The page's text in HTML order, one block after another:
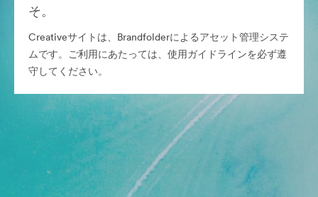
そ。
Creativeサイトは、Brandfolderによるアセット管理システ
ムです。ご利用にあたっては、使用ガイドラインを必ず遵
守してください。